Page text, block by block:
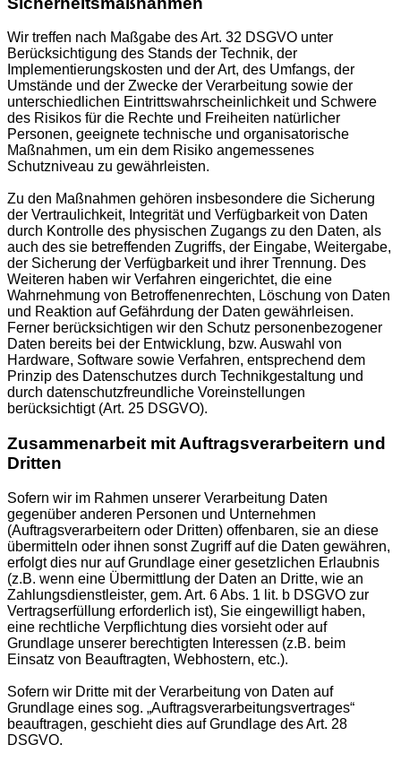
Wir treffen nach Maßgabe des Art. 32 DSGVO unter
Berücksichtigung des Stands der Technik, der
Implementierungskosten und der Art, des Umfangs, der
Umstände und der Zwecke der Verarbeitung sowie der
unterschiedlichen Eintrittswahrscheinlichkeit und Schwere
des Risikos für die Rechte und Freiheiten natürlicher
Personen, geeignete technische und organisatorische
Maßnahmen, um ein dem Risiko angemessenes
Schutzniveau zu gewährleisten.
Zu den Maßnahmen gehören insbesondere die Sicherung
der Vertraulichkeit, Integrität und Verfügbarkeit von Daten
durch Kontrolle des physischen Zugangs zu den Daten, als
auch des sie betreffenden Zugriffs, der Eingabe, Weitergabe,
der Sicherung der Verfügbarkeit und ihrer Trennung. Des
Weiteren haben wir Verfahren eingerichtet, die eine
Wahrnehmung von Betroffenenrechten, Löschung von Daten
und Reaktion auf Gefährdung der Daten gewährleisen.
Ferner berücksichtigen wir den Schutz personenbezogener
Daten bereits bei der Entwicklung, bzw. Auswahl von
Hardware, Software sowie Verfahren, entsprechend dem
Prinzip des Datenschutzes durch Technikgestaltung und
durch datenschutzfreundliche Voreinstellungen
berücksichtigt (Art. 25 DSGVO).
Zusammenarbeit mit Auftragsverarbeitern und
Dritten
Sofern wir im Rahmen unserer Verarbeitung Daten
gegenüber anderen Personen und Unternehmen
(Auftragsverarbeitern oder Dritten) offenbaren, sie an diese
übermitteln oder ihnen sonst Zugriff auf die Daten gewähren,
erfolgt dies nur auf Grundlage einer gesetzlichen Erlaubnis
(z.B. wenn eine Übermittlung der Daten an Dritte, wie an
Zahlungsdienstleister, gem. Art. 6 Abs. 1 lit. b DSGVO zur
Vertragserfüllung erforderlich ist), Sie eingewilligt haben,
eine rechtliche Verpflichtung dies vorsieht oder auf
Grundlage unserer berechtigten Interessen (z.B. beim
Einsatz von Beauftragten, Webhostern, etc.).
Sofern wir Dritte mit der Verarbeitung von Daten auf
Grundlage eines sog. „Auftragsverarbeitungsvertrages“
beauftragen, geschieht dies auf Grundlage des Art. 28
DSGVO.